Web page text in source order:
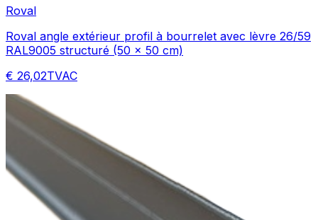
Roval
Roval angle extérieur profil à bourrelet avec lèvre 26/59
RAL9005 structuré (50 x 50 cm)
€ 26,02TVAC